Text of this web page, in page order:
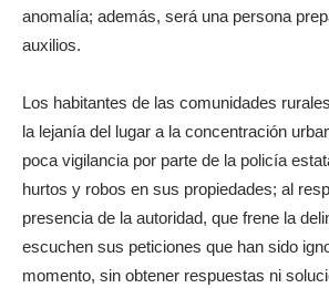
anomalía; además, será una persona
auxilios.
Los habitantes de las comunidades
la lejanía del lugar a la concentración
poca vigilancia por parte de la policía
hurtos y robos en sus propiedades; al
presencia de la autoridad, que frene la
escuchen sus peticiones que han sido
momento, sin obtener respuestas ni